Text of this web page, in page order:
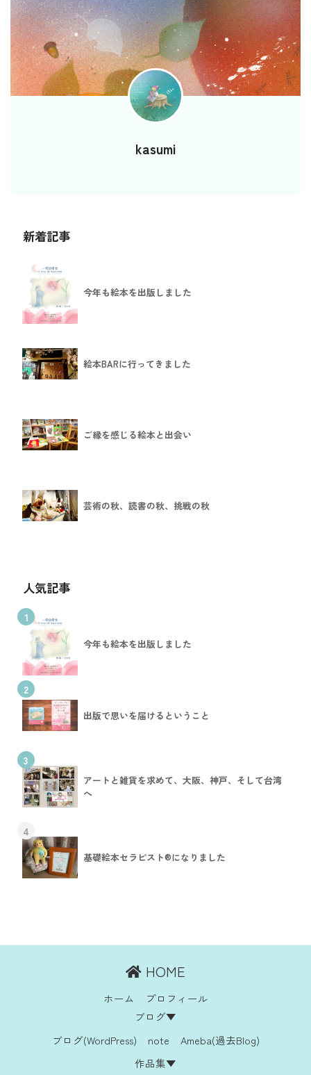
kasumi
新着記事
今年も絵本を出版しました
絵本BARに行ってきました
ご縁を感じる絵本と出会い
芸術の秋、読書の秋、挑戦の秋
人気記事
1
今年も絵本を出版しました
2
出版で思いを届けるということ
3
アートと雑貨を求めて、大阪、神戸、そして台湾
へ
4
基礎絵本セラピスト®︎になりました
HOME
ホーム
プロフィール
ブログ▼
ブログ(WordPress)
note
Ameba(過去Blog)
作品集▼